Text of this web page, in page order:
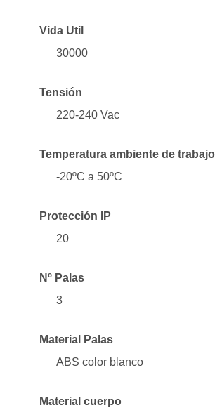
Vida Util
30000
Tensión
220-240 Vac
Temperatura ambiente de trabajo
-20ºC a 50ºC
Protección IP
20
Nº Palas
3
Material Palas
ABS color blanco
Material cuerpo